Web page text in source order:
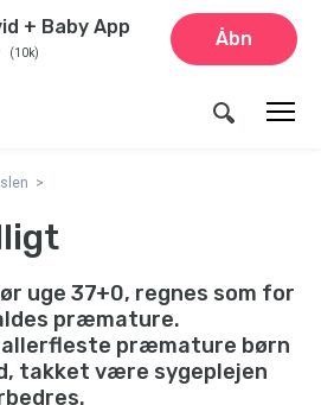
+ Baby App
(10k)
Åbn
uge 37+0, regnes som for
præmature.
allerfleste præmature børn
takket være sygeplejen